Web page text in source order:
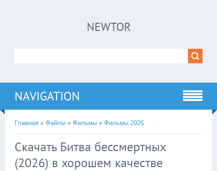
NEWTOR
NAVIGATION
Главная » Файлы » Фильмы » Фильмы 2026
Скачать Битва бессмертных
(2026) в хорошем качестве
!!!Если Вы с телефона сперва нажмите на